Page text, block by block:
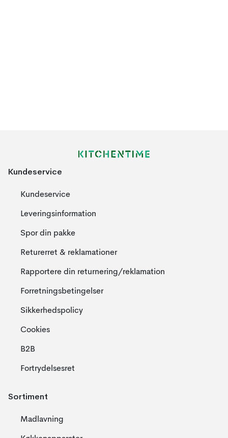
Kundeservice
Kundeservice
Leveringsinformation
Spor din pakke
Returerret & reklamationer
Rapportere din returnering/reklamation
Forretningsbetingelser
Sikkerhedspolicy
Cookies
B2B
Fortrydelsesret
Sortiment
Madlavning